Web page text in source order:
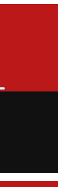
Search